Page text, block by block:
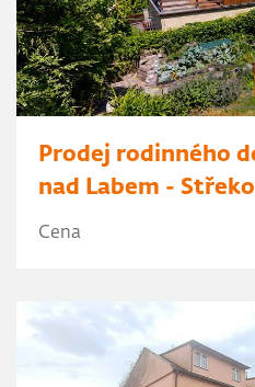
Prodej rodinného
nad Labem -
Cena